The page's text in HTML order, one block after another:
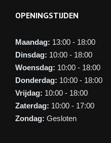
OPENINGSTIJDEN
Maandag: 13:00 - 18:00
Dinsdag: 10:00 - 18:00
Woensdag: 10:00 - 18:00
Donderdag: 10:00 - 18:00
Vrijdag: 10:00 - 18:00
Zaterdag: 10:00 - 17:00
Zondag: Gesloten